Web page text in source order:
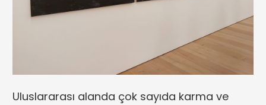
Uluslararası alanda çok sayıda karma ve